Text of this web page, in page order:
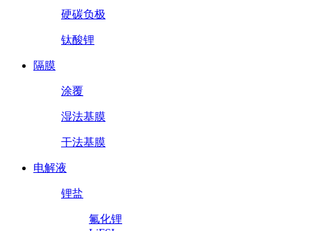
硬碳负极
钛酸锂
隔膜
涂覆
湿法基膜
干法基膜
电解液
锂盐
氟化锂